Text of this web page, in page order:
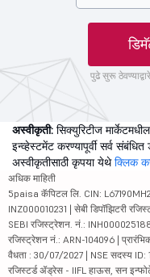
पुढे सुरू
अस्वीकृती: सिक्युरिटीज
इन्व्हेस्टमेंट करण्यापूर्वी सर्व
अस्वीकृतीसाठी कृपया येथेक्लिक
अधिक माहिती
5paisa कॅपिटल लि. CIN:
INZ000010231 | सेबी डिपॉझिटरी
SEBI रजिस्ट्रेशन. नं.:
रजिस्ट्रेशन नं.: ARN-104096 |
वैधता : 30/07/2027 | NSE सदस्य ID:
रजिस्टर्ड ॲड्रेस - IIFL हाऊस, सन